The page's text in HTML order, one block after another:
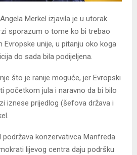
Merkel izjavila je u utorak
sporazum o tome ko bi trebao
Evropske unije, u pitanju oko koga
do sada bila podijeljena.
što je ranije moguće, jer Evropski
početkom jula i naravno da bi bilo
iznese prijedlog (šefova država i
podržava konzervativca Manfreda
lijevog centra daju podršku